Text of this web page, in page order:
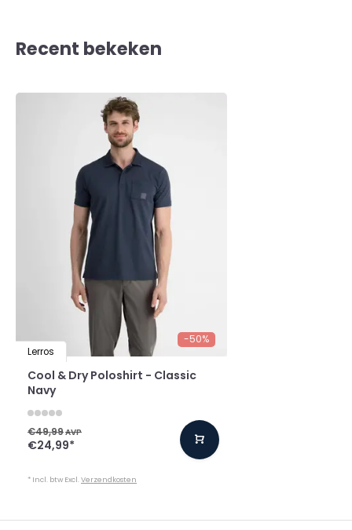
Recent bekeken
-50%
Lerros
Cool & Dry Poloshirt - Classic
Navy
€49,99AVP
€24,99*
* Incl. btw Excl.Verzendkosten